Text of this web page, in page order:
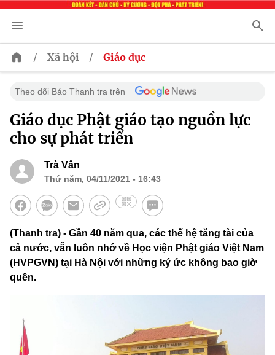
/ Xã hội / Giáo dục
Theo dõi Báo Thanh tra trên
Giáo dục Phật giáo tạo nguồn lực
cho sự phát triển
Trà Vân
Thứ năm, 04/11/2021 - 16:43
(Thanh tra) - Gần 40 năm qua, các thế hệ tăng tài của
cả nước, vẫn luôn nhớ về Học viện Phật giáo Việt Nam
(HVPGVN) tại Hà Nội với những ký ức không bao giờ
quên.